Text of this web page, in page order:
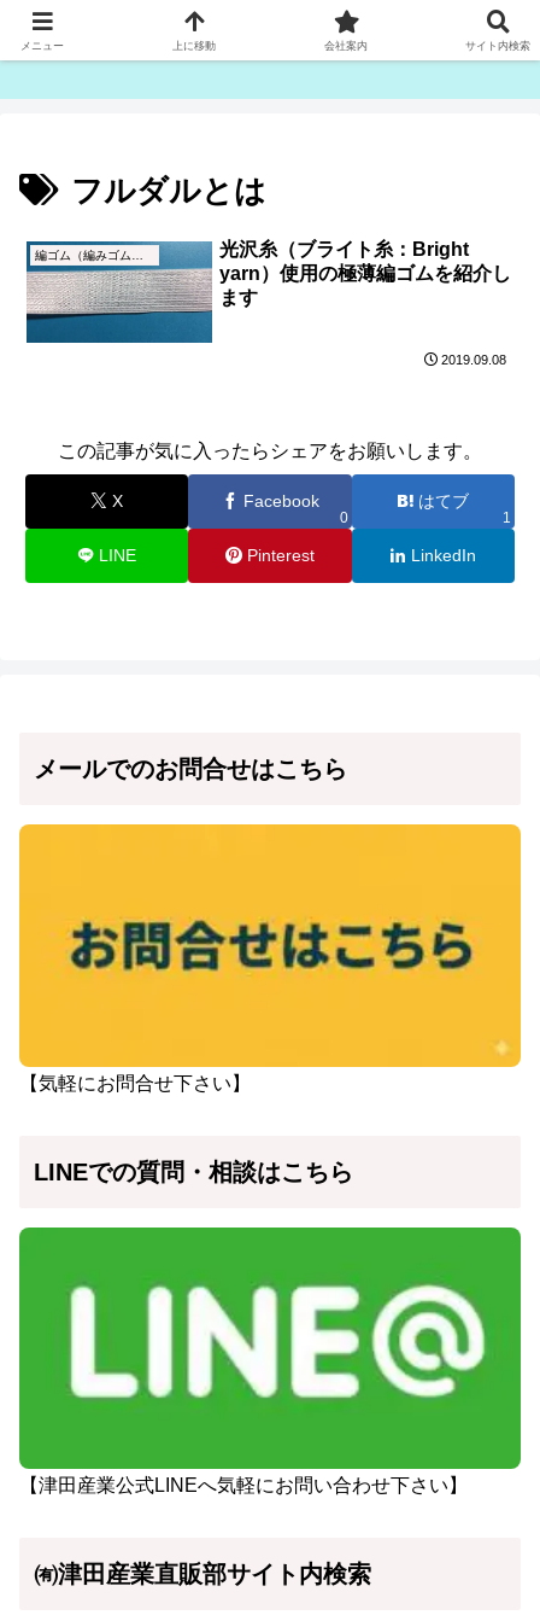
ゴム紐・平ゴム製造販売は津田産業直販部です
フルダルとは
光沢糸（ブライト糸：Bright
yarn）使用の極薄編ゴムを紹介し
ます
2019.09.08
この記事が気に入ったらシェアをお願いします。
X Facebook
0
はてブ
1
LINE Pinterest LinkedIn
メールでのお問合せはこちら
【気軽にお問合せ下さい】
LINEでの質問・相談はこちら
【津田産業公式LINEへ気軽にお問い合わせ下さい】
㈲津田産業直販部サイト内検索
メニュー 上に移動 会社案内 サイト内検索